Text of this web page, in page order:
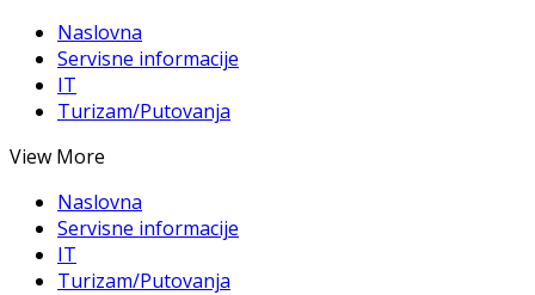
Naslovna
Servisne informacije
IT
Turizam/Putovanja
View More
Naslovna
Servisne informacije
IT
Turizam/Putovanja